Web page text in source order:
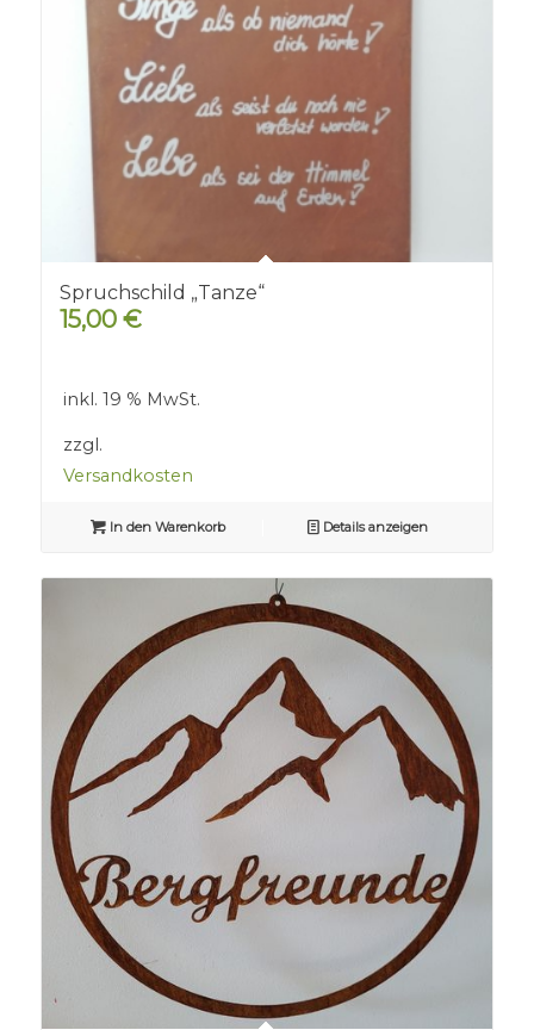
Spruchschild „Tanze“
15,00 €
inkl. 19 % MwSt.
zzgl.
Versandkosten
In den Warenkorb Details anzeigen